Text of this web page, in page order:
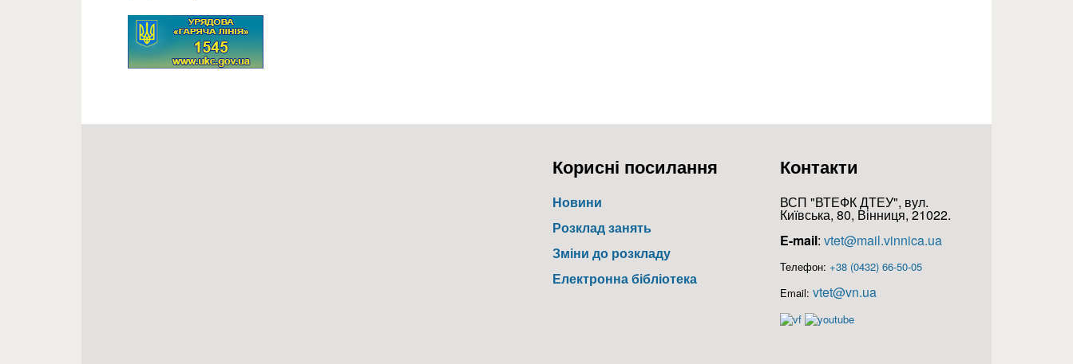
Корисні посилання
Новини
Розклад занять
Зміни до розкладу
Електронна бібліотека
Контакти
ВСП "ВТЕФК ДТЕУ", вул.
Київська, 80, Вінниця, 21022.
E-mail: vtet@mail.vinnica.ua
Телефон: +38 (0432) 66-50-05
Email: vtet@vn.ua